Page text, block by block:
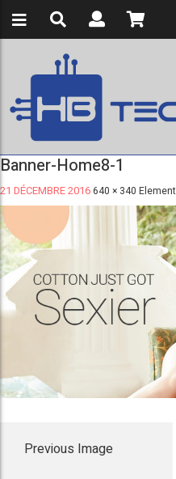
Banner-Home8-1
21 DÉCEMBRE 2016640 × 340
Previous Image